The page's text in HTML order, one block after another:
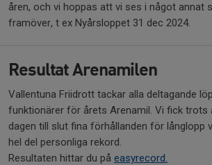
åren, och vi hoppas att vi ses i något annat
framöver, t ex Nyårsloppet 31 dec 2024.
Resultat Arenamilen
Vallentuna Friidrott tackar alla deltagande
funktionärer för årets Arenamil. Vi fick trots
dagen till slut fina förhållanden för långlopp
hel del personliga rekord.
Resultaten hittar du på easyrecord.